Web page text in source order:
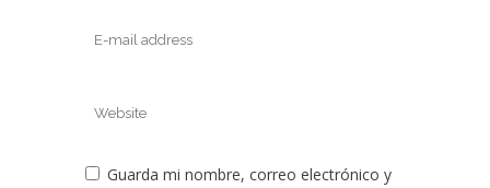
Guarda mi nombre, correo electrónico y